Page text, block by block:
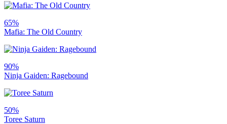
65%
Mafia: The Old Country
90%
Ninja Gaiden: Ragebound
50%
Toree Saturn